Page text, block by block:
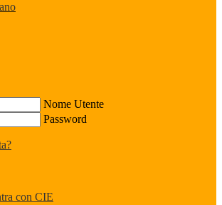
Nome Utente
Password
con CIE